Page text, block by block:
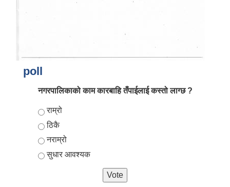
poll
नगरपालिकाको काम कारबाहि तँपाईलाई कस्तो लाग्छ ?
Choices
राम्रो
ठिकै
नराम्रो
सुधार आवश्यक